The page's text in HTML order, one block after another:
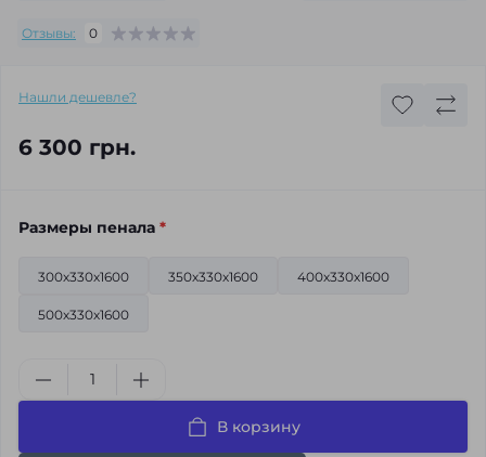
Отзывы: 0
Нашли дешевле?
6 300 грн.
Размеры пенала *
300х330х1600 350х330х1600 400х330х1600
500х330х1600
В корзину